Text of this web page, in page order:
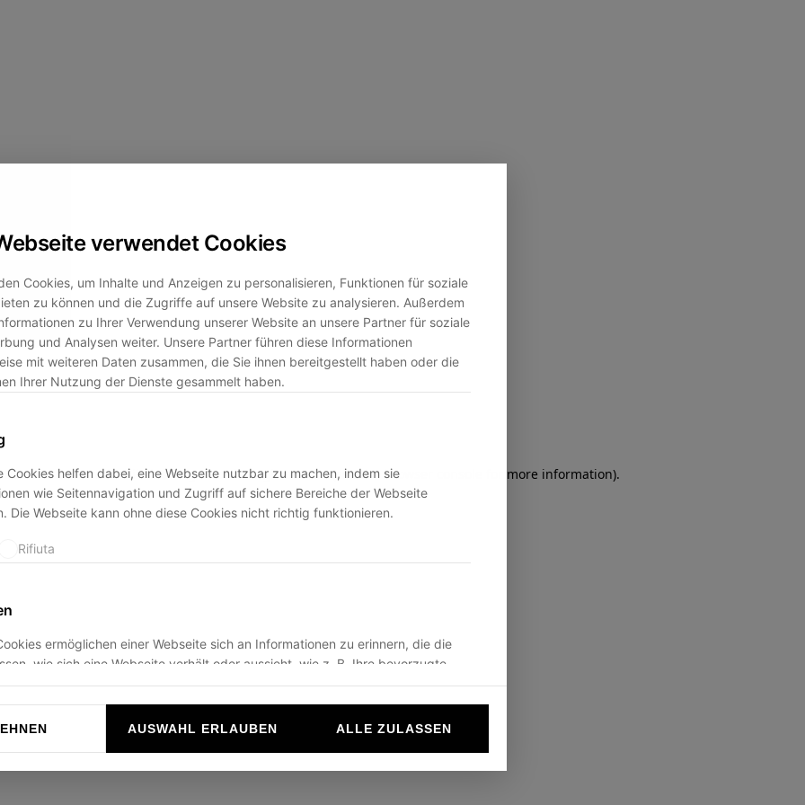
verwendet Cookies
Cookies, um Inhalte und Anzeigen zu personalisieren, Funktionen für soziale
zu können und die Zugriffe auf unsere Website zu analysieren. Außerdem
zu Ihrer Verwendung unserer Website an unsere Partner für soziale
und Analysen weiter. Unsere Partner führen diese Informationen
mit weiteren Daten zusammen, die Sie ihnen bereitgestellt haben oder die
Ihrer Nutzung der Dienste gesammelt haben.
Cookies helfen dabei, eine Webseite nutzbar zu machen, indem sie
wie Seitennavigation und Zugriff auf sichere Bereiche der Webseite
Die Webseite kann ohne diese Cookies nicht richtig funktionieren.
Rifiuta
ermöglichen einer Webseite sich an Informationen zu erinnern, die die
wie sich eine Webseite verhält oder aussieht, wie z. B. Ihre bevorzugte
die Region in der Sie sich befinden.
AUSWAHL ERLAUBEN ALLE ZULASSEN
has occurred while loadingducadisangiusto.com(see the browser console for more information).